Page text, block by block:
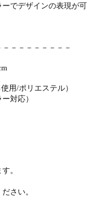
でデザインの表現が可
－－－－－－－－
用/ポリエステル）
対応）
。
さい。